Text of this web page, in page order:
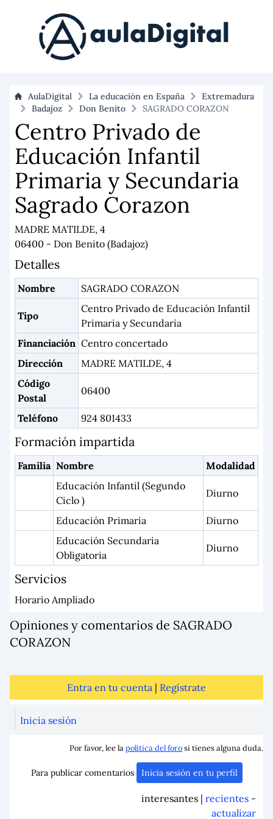
AulaDigital La educación en España
Extremadura
Badajoz
Don Benito SAGRADO CORAZON
Centro Privado de
Educación Infantil
Primaria y Secundaria
Sagrado Corazon
MADRE MATILDE, 4
06400 - Don Benito (Badajoz)
Detalles
Nombre SAGRADO CORAZON
Tipo
Centro Privado de Educación Infantil
Primaria y Secundaria
Financiación Centro concertado
Dirección
MADRE MATILDE, 4
Código
Postal
06400
Teléfono 924 801433
Formación impartida
Familia Nombre
Modalidad
Educación Infantil (Segundo
Ciclo )
Diurno
Educación Primaria
Diurno
Educación Secundaria
Obligatoria
Diurno
Servicios
Horario Ampliado
Opiniones y comentarios de SAGRADO
CORAZON
Entra en tu cuenta | Regístrate
Inicia sesión
Por favor, lee lapolítica del forosi tienes alguna duda.
Para publicar comentarios Inicia sesión en tu perfil
interesantes | recientes -
actualizar